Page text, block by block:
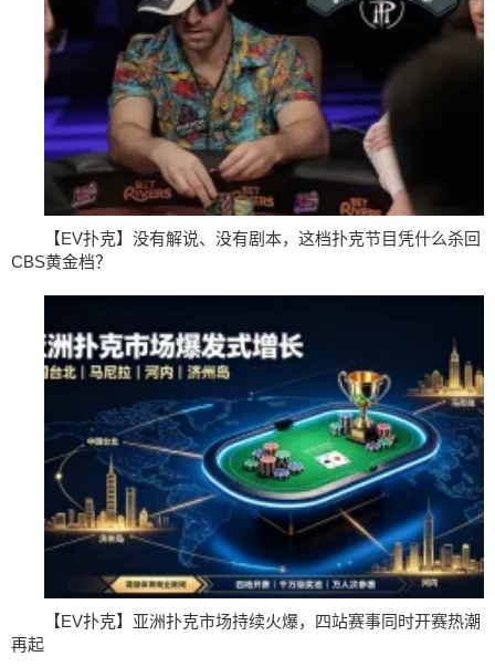
【EV扑克】没有解说、没有剧本，这档扑克节目凭什么杀回
CBS黄金档？
【EV扑克】亚洲扑克市场持续火爆，四站赛事同时开赛热潮
再起